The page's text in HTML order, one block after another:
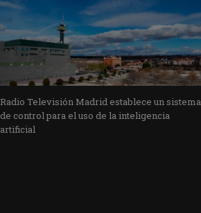
Radio Televisión Madrid establece un sistema
de control para el uso de la inteligencia
artificial